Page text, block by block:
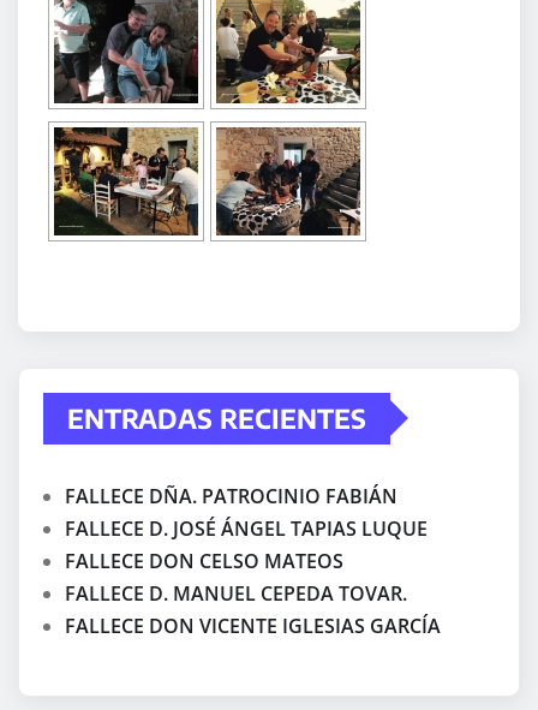
ENTRADAS RECIENTES
FALLECE DÑA. PATROCINIO FABIÁN
FALLECE D. JOSÉ ÁNGEL TAPIAS LUQUE
FALLECE DON CELSO MATEOS
FALLECE D. MANUEL CEPEDA TOVAR.
FALLECE DON VICENTE IGLESIAS GARCÍA